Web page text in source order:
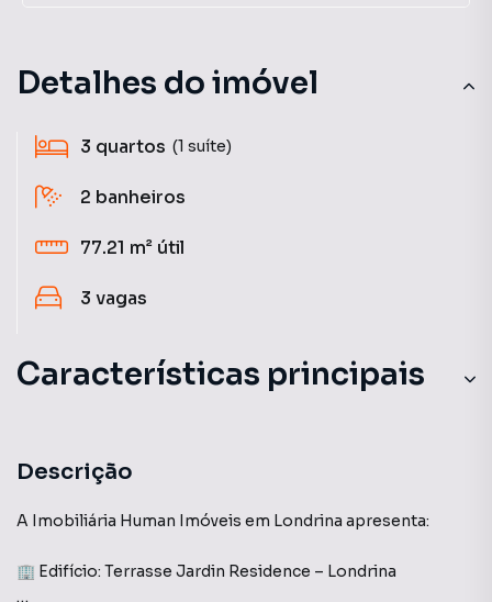
Detalhes do imóvel
3 quartos (1 suíte)
2 banheiros
77.21 m² útil
3 vagas
Características principais
Salão de Festas
Sacada
Churrasqueira
Descrição
A Imobiliária Human Imóveis em Londrina apresenta:
🏢 Edifício: Terrasse Jardin Residence – Londrina